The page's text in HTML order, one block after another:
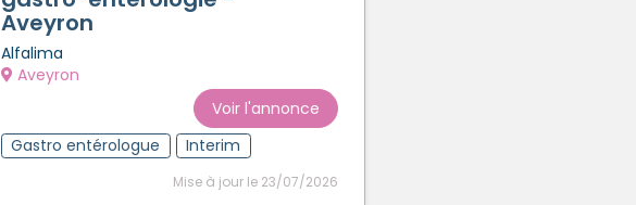
Aveyron
Alfalima
Aveyron
Voir l'annonce
Gastro entérologue
Interim
Mise à jour le 23/07/2026